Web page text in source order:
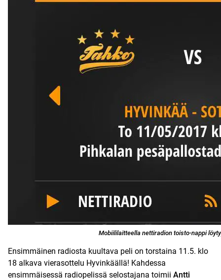
Mobiililaitteella nettiradion toisto-nappi
Ensimmäinen radiosta kuultava peli on torstaina 11.5. klo
18 alkava vierasottelu Hyvinkäällä! Kahdessa
ensimmäisessä radiopelissä selostajana toimii Antti